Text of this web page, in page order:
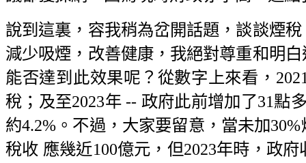
說到這裏，容我稍為岔開話題，談談煙
減少吸煙，改善健康，我絕對尊重和明
能否達到此效果呢？從數字上來看，
稅；及至2023年 -- 政府此前增加了31點
約4.2%。不過，大家要留意，當未加
稅收 應幾近100億元，但2023年時，政